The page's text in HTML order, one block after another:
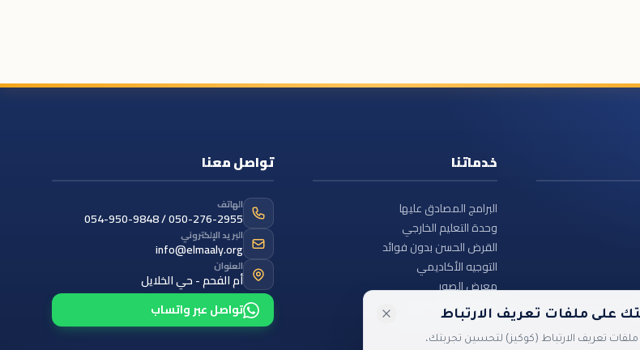
خدماتنا
البرامج المصادق عليها
وحدة التعليم الخارجي
القرض الحسن بدون فوائد
التوجيه الأكاديمي
معرض الصور
ساهم معنا – تبرع
تواصل معنا
الهاتف
054-950-9848 / 050-276-2955
البريد الإلكتروني
info@elmaaly.org
العنوان
أم الفحم - حي الخلايل
تواصل عبر واتساب
على ملفات تعريف الارتباط
تعريف الارتباط (كوكيز) لتحسين تجربتك،